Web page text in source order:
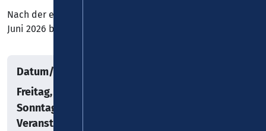
Nach der erfolgreichen 11. Auflage findet vom 12. bis 14.
Juni 2026 bereits die 12. Koblenzer Bierbörse statt!
Datum/Uhrzeit
Freitag, 12.06.2026
Sonntag, 14.06.2026
Veranstaltungsort